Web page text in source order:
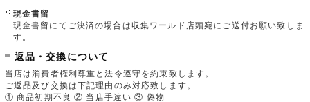
現金書留
現金書留にてご決済の場合は収集ワールド店頭宛にご送付お願い致しま
す。
返品・交換について
当店は消費者権利尊重と法令遵守を約束致します。
ご返品及び交換は下記理由のみ対応致します。
① 商品初期不良 ② 当店手違い ③ 偽物